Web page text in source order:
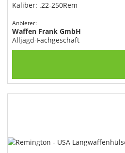
Kaliber: .22-250Rem
Anbieter:
Waffen Frank GmbH
Alljagd-Fachgeschäft